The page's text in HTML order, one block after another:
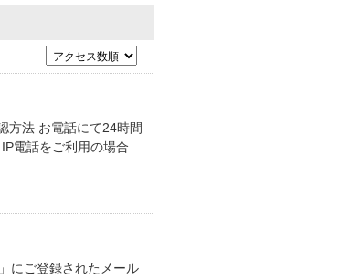
方法 お電話にて24時間
電話をご利用の場合
にご登録されたメール